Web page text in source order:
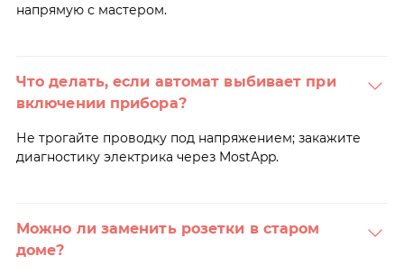
напрямую с мастером.
Что делать, если автомат выбивает при
включении прибора?
Не трогайте проводку под напряжением; закажите
диагностику электрика через MostApp.
Можно ли заменить розетки в старом
доме?